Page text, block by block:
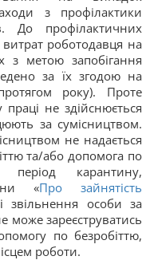
з профілактики
До профілактичних
роботодавця на
з метою запобігання
за їх згодою на
року). Проте
не здійснюється
за сумісництвом.
не надається
та/або допомога по
період карантину,
«Про зайнятість
особи за
може зареєструватись
по безробіттю,
роботи.